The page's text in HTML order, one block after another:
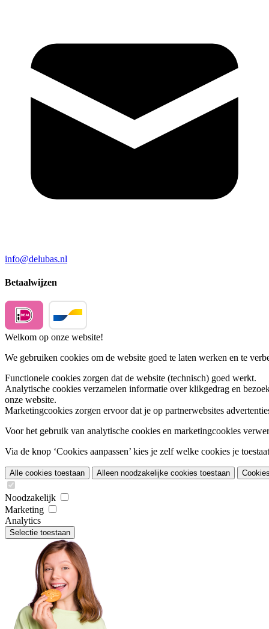
info@delubas.nl
Betaalwijzen
Welkom op onze website!
We gebruiken cookies om de website goed te laten werken en te
Functionele cookies zorgen dat de website (technisch) goed werkt.
Analytische cookies verzamelen informatie over klikgedrag en
onze website.
Marketingcookies zorgen ervoor dat je op partnerwebsites
Voor het gebruik van analytische cookies en marketingcookies
Via de knop ‘Cookies aanpassen’ kies je zelf welke cookies je
Alle cookies toestaan Alleen noodzakelijke cookies toestaan
Noodzakelijk
Marketing
Analytics
Selectie toestaan